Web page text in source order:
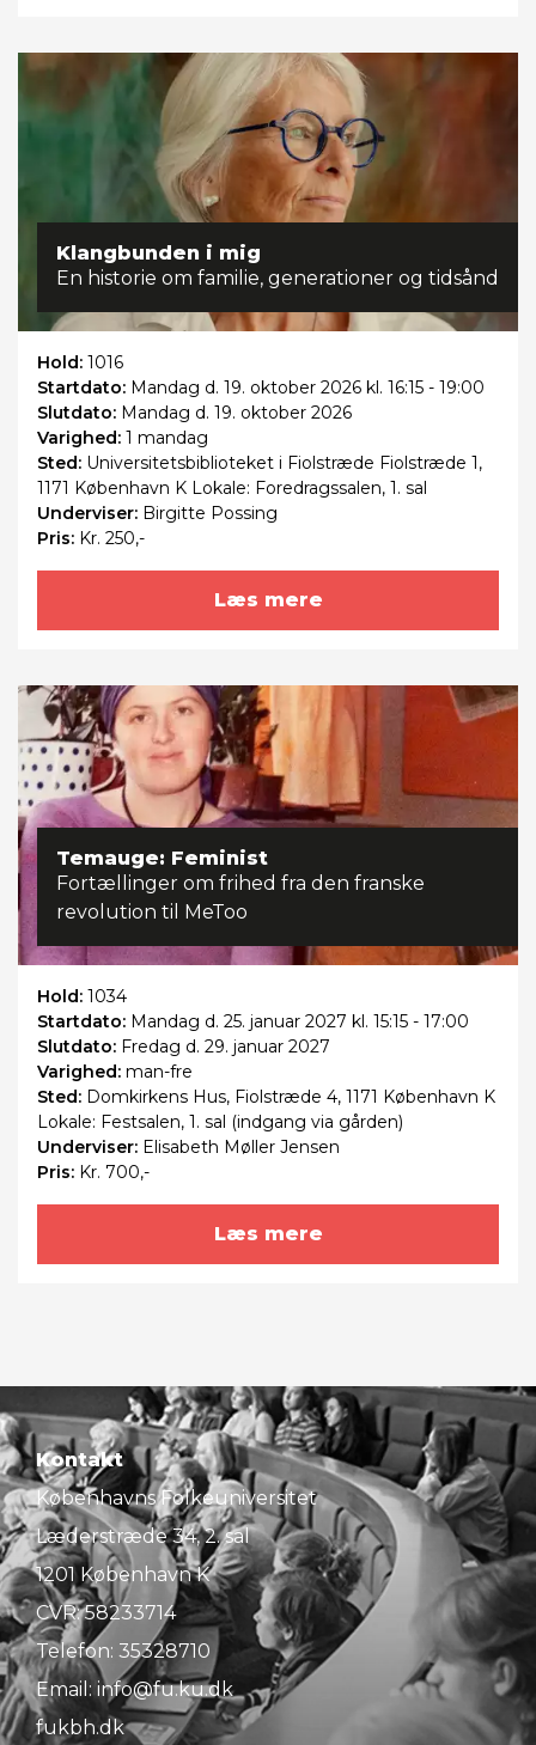
Klangbunden i mig
En historie om familie, generationer og tidsånd
Hold: 1016
Startdato: Mandag d. 19. oktober 2026 kl. 16:15 - 19:00
Slutdato: Mandag d. 19. oktober 2026
Varighed: 1 mandag
Sted: Universitetsbiblioteket i Fiolstræde Fiolstræde 1,
1171 København K Lokale: Foredragssalen, 1. sal
Underviser: Birgitte Possing
Pris: Kr. 250,-
Læs mere
Temauge: Feminist
Fortællinger om frihed fra den franske
revolution til MeToo
Hold: 1034
Startdato: Mandag d. 25. januar 2027 kl. 15:15 - 17:00
Slutdato: Fredag d. 29. januar 2027
Varighed: man-fre
Sted: Domkirkens Hus, Fiolstræde 4, 1171 København K
Lokale: Festsalen, 1. sal (indgang via gården)
Underviser: Elisabeth Møller Jensen
Pris: Kr. 700,-
Læs mere
Kontakt
Københavns Folkeuniversitet
Læderstræde 34, 2. sal
1201 København K
CVR: 58233714
Telefon: 35328710
Email: info@fu.ku.dk
fukbh.dk